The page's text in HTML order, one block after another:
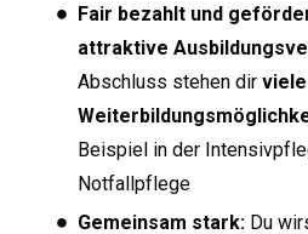
Fair bezahlt und
attraktive
Abschluss stehen dir
Beispiel in der
Notfallpflege
Gemeinsam stark: Du